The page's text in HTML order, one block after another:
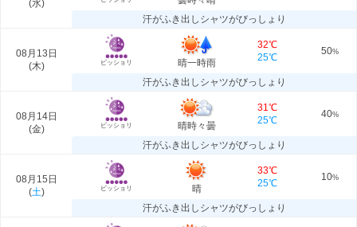
(水)
汗がふき出しシャツがびっしょり
08月13日
(木) ビッショリ 晴一時雨
32℃
25℃
50%
汗がふき出しシャツがびっしょり
08月14日
(金) ビッショリ 晴時々曇
31℃
25℃
40%
汗がふき出しシャツがびっしょり
08月15日
(土) ビッショリ 晴
33℃
25℃
10%
汗がふき出しシャツがびっしょり